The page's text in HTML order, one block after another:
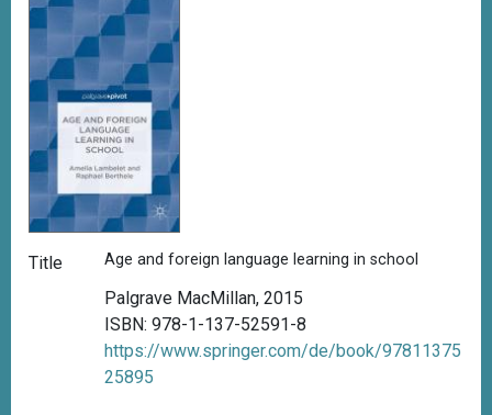
Title Age and foreign language learning in school
Palgrave MacMillan, 2015
ISBN: 978-1-137-52591-8
https://www.springer.com/de/book/97811375
25895